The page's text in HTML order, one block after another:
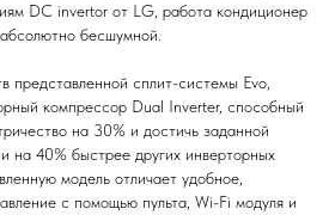
DC invertor от LG, работа кондиционер
бесшумной.
представленной сплит-системы Evo,
компрессор Dual Inverter, способный
на 30% и достичь заданной
на 40% быстрее других инверторных
модель отличает удобное,
с помощью пульта, Wi-Fi модуля и
помочь